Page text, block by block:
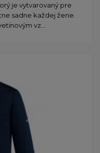
je vytvarovaný pre
sadne každej žene.
vz...